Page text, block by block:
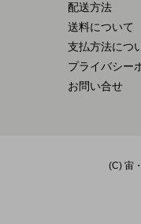
配送方法
送料について
支払方法につ
プライバシー
お問い合せ
(C) 宙